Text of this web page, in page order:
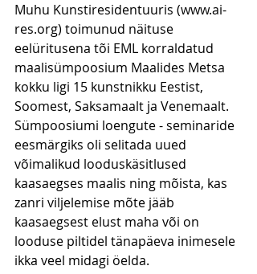
Muhu Kunstiresidentuuris (www.ai-
res.org) toimunud näituse
eelüritusena tõi EML korraldatud
maalisümpoosium Maalides Metsa
kokku ligi 15 kunstnikku Eestist,
Soomest, Saksamaalt ja Venemaalt.
Sümpoosiumi loengute - seminaride
eesmärgiks oli selitada uued
võimalikud looduskäsitlused
kaasaegses maalis ning mõista, kas
zanri viljelemise mõte jääb
kaasaegsest elust maha või on
looduse piltidel tänapäeva inimesele
ikka veel midagi öelda.